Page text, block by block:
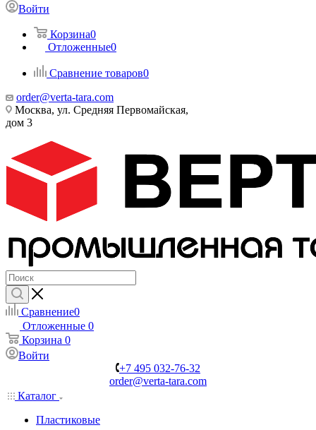
Войти
Корзина0
Отложенные0
Сравнение товаров0
order@verta-tara.com
Москва, ул. Средняя Первомайская,
дом 3
Сравнение0
Отложенные 0
Корзина 0
Войти
+7 495 032-76-32
order@verta-tara.com
Каталог
Пластиковые